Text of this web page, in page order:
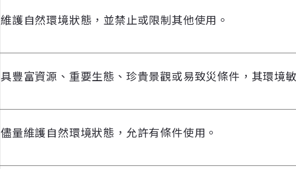
維護自然環境狀態，並禁止或限制其他使用。
具豐富資源、重要生態、珍貴景觀或易致災條件，其環境
儘量維護自然環境狀態，允許有條件使用。